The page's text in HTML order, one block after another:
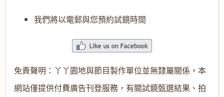
我們將以電郵與您預約試鏡時間
免責聲明：丫丫園地與節目製作單位並無隸屬關係，本
網站僅提供付費廣告刊登服務，有關試鏡甄選結果、拍